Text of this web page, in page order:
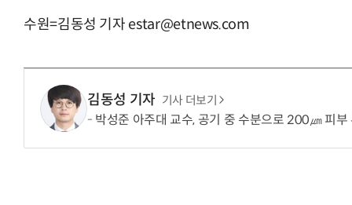
수원=김동성 기자 estar@etnews.com
김동성 기자 기사 더보기
박성준 아주대 교수, 공기 중 수분으로 200㎛ 피부